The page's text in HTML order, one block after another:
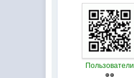
Пользователи